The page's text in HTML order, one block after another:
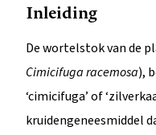
Inleiding
De wortelstok van de
Cimicifuga racemosa),
‘cimicifuga’ of
kruidengeneesmiddel